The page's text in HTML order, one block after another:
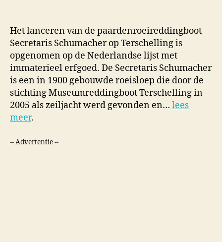
Het lanceren van de paardenroeireddingboot
Secretaris Schumacher op Terschelling is
opgenomen op de Nederlandse lijst met
immaterieel erfgoed. De Secretaris Schumacher
is een in 1900 gebouwde roeisloep die door de
stichting Museumreddingboot Terschelling in
2005 als zeiljacht werd gevonden en… lees
meer.
-- Advertentie --